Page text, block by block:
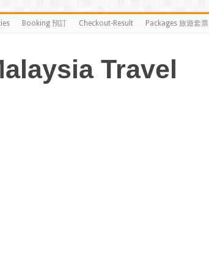
Booking 預訂 Checkout-Result Packages 旅遊套票
Travel